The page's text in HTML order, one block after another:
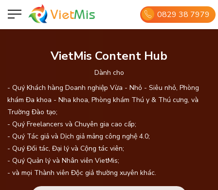
0829 38 7979
VietMis Content Hub
Dành cho
- Quý Khách hàng Doanh nghiệp Vừa - Nhỏ - Siêu nhỏ, Phòng
khám Đa khoa - Nha khoa, Phòng khám Thú y & Thú cưng, và
Trường Đào tạo;
- Quý Freelancers và Chuyên gia cao cấp;
- Quý Tác giả và Dịch giả mảng công nghệ 4.0;
- Quý Đối tác, Đại lý và Cộng tác viên;
- Quý Quản lý và Nhân viên VietMis;
- và mọi Thành viên Độc giả thường xuyên khác.